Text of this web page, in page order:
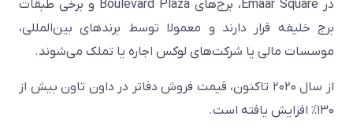
در Emaar Square، برج‌های Boulevard Plaza و برخی طبقات
برج خلیفه قرار دارند و معمولا توسط برندهای بین‌المللی،
موسسات مالی یا شرکت‌های لوکس اجاره یا تملک می‌شوند.
از سال ۲۰۲۰ تاکنون، قیمت فروش دفاتر در داون تاون بیش از
۱۳۰٪ افزایش یافته است.